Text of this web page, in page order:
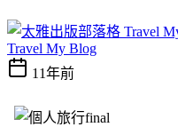
Travel My Blog
11年前